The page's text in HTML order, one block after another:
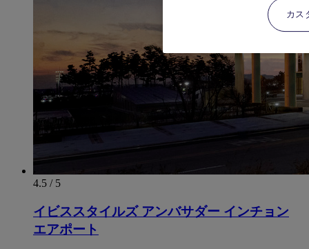
4.5 / 5
イビススタイルズ アンバサダー インチョン
エアポート
カス